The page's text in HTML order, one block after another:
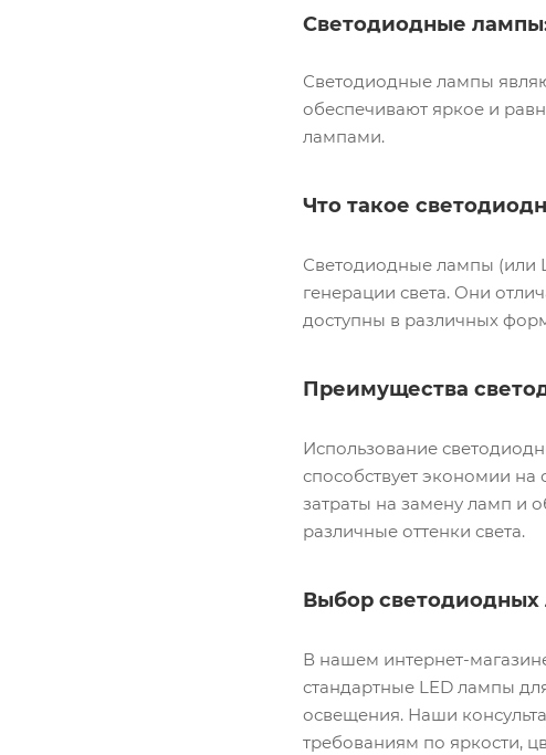
Светодиодные
Светодиодные лампы
обеспечивают яркое и
лампами.
Что такое
Светодиодные лампы (или
генерации света. Они
доступны в различных
Преимущества
Использование
способствует экономии на
затраты на замену ламп и
различные оттенки света.
Выбор
В нашем интернет-
стандартные LED лампы
освещения. Наши
требованиям по яркости,